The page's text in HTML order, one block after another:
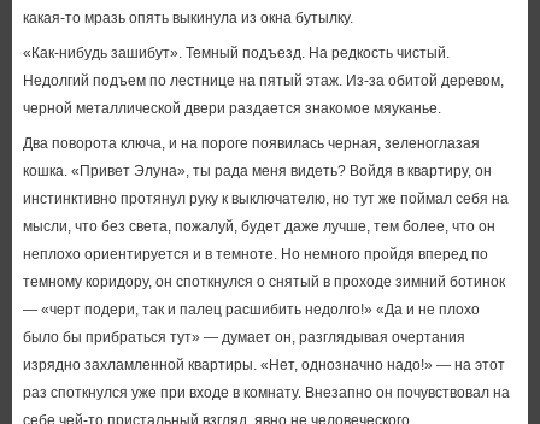
какая-то мразь опять выкинула из окна бутылку.
«Как-нибудь зашибут». Темный подъезд. На редкость чистый.
Недолгий подъем по лестнице на пятый этаж. Из-за обитой деревом,
черной металлической двери раздается знакомое мяуканье.
Два поворота ключа, и на пороге появилась черная, зеленоглазая
кошка. «Привет Элуна», ты рада меня видеть? Войдя в квартиру, он
инстинктивно протянул руку к выключателю, но тут же поймал себя на
мысли, что без света, пожалуй, будет даже лучше, тем более, что он
неплохо ориентируется и в темноте. Но немного пройдя вперед по
темному коридору, он споткнулся о снятый в проходе зимний ботинок
— «черт подери, так и палец расшибить недолго!» «Да и не плохо
было бы прибраться тут» — думает он, разглядывая очертания
изрядно захламленной квартиры. «Нет, однозначно надо!» — на этот
раз споткнулся уже при входе в комнату. Внезапно он почувствовал на
себе чей-то пристальный взгляд, явно не человеческого